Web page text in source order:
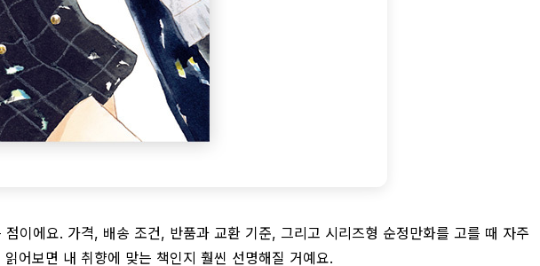
이에요. 가격, 배송 조건, 반품과 교환 기준, 그리고 시리즈형 순정만화를 고를 때 자주
어보면 내 취향에 맞는 책인지 훨씬 선명해질 거예요.